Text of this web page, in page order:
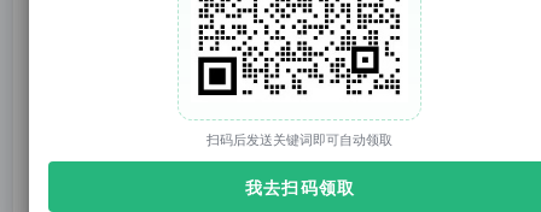
整体难度相较 3 月有所回调，考题重复率偏高，备考
需格外重视答题细节，同时把控好做题速度。
扫码后发送关键词即可自动领取
我去扫码领取